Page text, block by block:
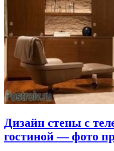
Дизайн стены с
гостиной — фото